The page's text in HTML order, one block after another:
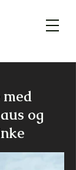
og